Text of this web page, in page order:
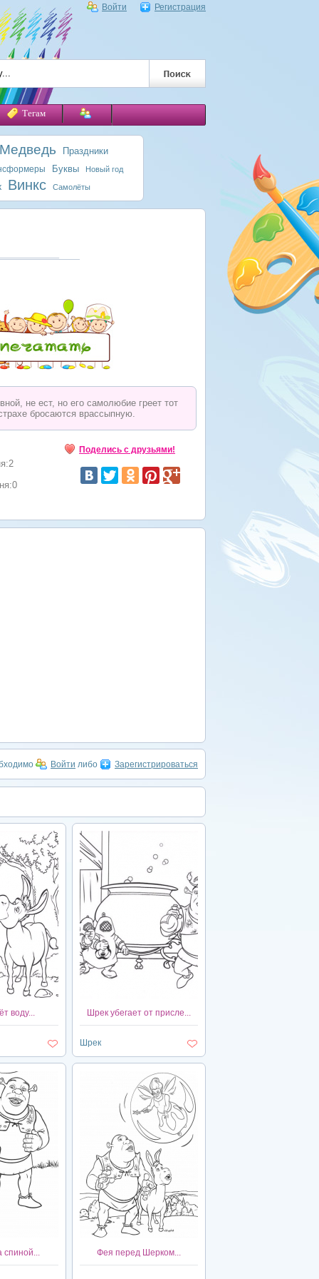
Войти Регистрация
Тегам
Праздники
Буквы Новый год
Винкс Самолёты
не ест, но его самолюбие греет тот
бросаются врассыпную.
Поделись с друзьями!
Войти либо Зарегистрироваться
воду... Шрек убегает от присле...
Шрек
спиной... Фея перед Шерком...